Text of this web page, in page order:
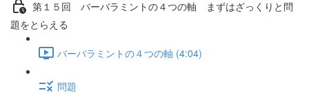
第１５回 バーバラミントの４つの軸 まずはざっくりと問
題をとらえる
バーバラミントの４つの軸 (4:04)
問題